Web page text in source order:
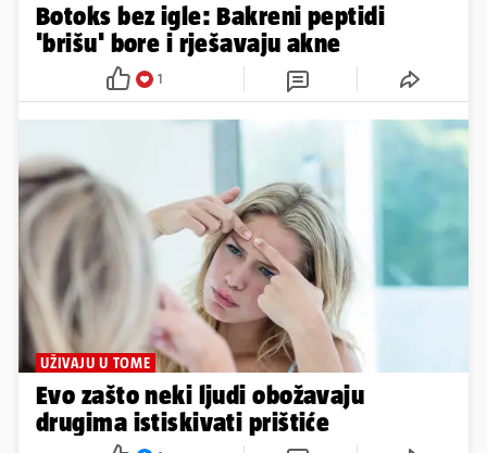
Botoks bez igle: Bakreni peptidi
'brišu' bore i rješavaju akne
1
UŽIVAJU U TOME
Evo zašto neki ljudi obožavaju
drugima istiskivati prištiće